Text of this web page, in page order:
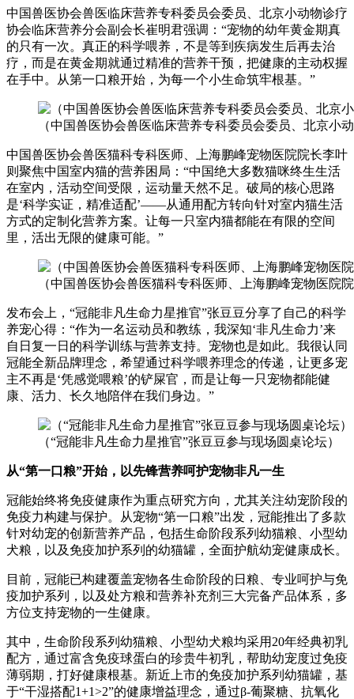
中国兽医协会兽医临床营养专科委员会委员、北京小动物诊疗
协会临床营养分会副会长崔明君强调：“宠物的幼年黄金期真
的只有一次。真正的科学喂养，不是等到疾病发生后再去治
疗，而是在黄金期就通过精准的营养干预，把健康的主动权握
在手中。从第一口粮开始，为每一个小生命筑牢根基。”
（中国兽医协会兽医临床营养专科委员会委员、北京小
中国兽医协会兽医猫科专科医师、上海鹏峰宠物医院院长李叶
则聚焦中国室内猫的营养困局：“中国绝大多数猫咪终生生活
在室内，活动空间受限，运动量天然不足。破局的核心思路
是‘科学实证，精准适配’——从通用配方转向针对室内猫生活
方式的定制化营养方案。让每一只室内猫都能在有限的空间
里，活出无限的健康可能。”
（中国兽医协会兽医猫科专科医师、上海鹏峰宠物医院
发布会上，“冠能非凡生命力星推官”张豆豆分享了自己的科学
养宠心得：“作为一名运动员和教练，我深知‘非凡生命力’来
自日复一日的科学训练与营养支持。宠物也是如此。我很认同
冠能全新品牌理念，希望通过科学喂养理念的传递，让更多宠
主不再是‘凭感觉喂粮’的铲屎官，而是让每一只宠物都能健
康、活力、长久地陪伴在我们身边。”
（“冠能非凡生命力星推官”张豆豆参与现场圆桌论坛）
从“第一口粮”开始，以先锋营养呵护宠物非凡一生
冠能始终将免疫健康作为重点研究方向，尤其关注幼宠阶段的
免疫力构建与保护。从宠物“第一口粮”出发，冠能推出了多款
针对幼宠的创新营养产品，包括生命阶段系列幼猫粮、小型幼
犬粮，以及免疫加护系列的幼猫罐，全面护航幼宠健康成长。
目前，冠能已构建覆盖宠物各生命阶段的日粮、专业呵护与免
疫加护系列，以及处方粮和营养补充剂三大完备产品体系，多
方位支持宠物的一生健康。
其中，生命阶段系列幼猫粮、小型幼犬粮均采用20年经典初乳
配方，通过富含免疫球蛋白的珍贵牛初乳，帮助幼宠度过免疫
薄弱期，打好健康根基。新近上市的免疫加护系列幼猫罐，基
于“干湿搭配1+1>2”的健康增益理念，通过β-葡聚糖、抗氧化